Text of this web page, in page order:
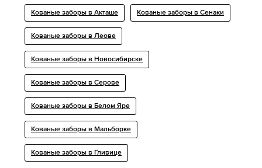
Кованые заборы в Акташе Кованые заборы в Сенаки
Кованые заборы в Леове
Кованые заборы в Новосибирске
Кованые заборы в Серове
Кованые заборы в Белом Яре
Кованые заборы в Мальборке
Кованые заборы в Гливице